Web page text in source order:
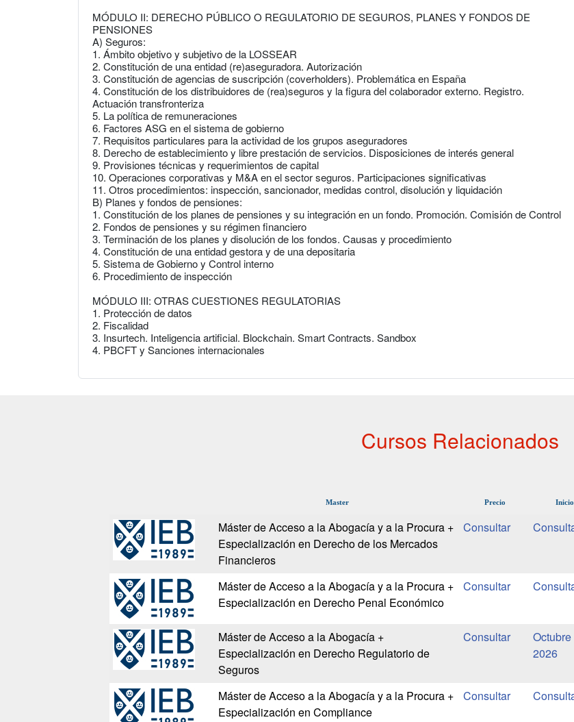
MÓDULO II: DERECHO PÚBLICO O REGULATORIO DE SEGUROS, PLANES Y FONDOS DE
PENSIONES
A) Seguros:
1. Ámbito objetivo y subjetivo de la LOSSEAR
2. Constitución de una entidad (re)aseguradora. Autorización
3. Constitución de agencias de suscripción (coverholders). Problemática en España
4. Constitución de los distribuidores de (rea)seguros y la figura del colaborador externo. Registro.
Actuación transfronteriza
5. La política de remuneraciones
6. Factores ASG en el sistema de gobierno
7. Requisitos particulares para la actividad de los grupos aseguradores
8. Derecho de establecimiento y libre prestación de servicios. Disposiciones de interés general
9. Provisiones técnicas y requerimientos de capital
10. Operaciones corporativas y M&A en el sector seguros. Participaciones significativas
11. Otros procedimientos: inspección, sancionador, medidas control, disolución y liquidación
B) Planes y fondos de pensiones:
1. Constitución de los planes de pensiones y su integración en un fondo. Promoción. Comisión de Control
2. Fondos de pensiones y su régimen financiero
3. Terminación de los planes y disolución de los fondos. Causas y procedimiento
4. Constitución de una entidad gestora y de una depositaria
5. Sistema de Gobierno y Control interno
6. Procedimiento de inspección
MÓDULO III: OTRAS CUESTIONES REGULATORIAS
1. Protección de datos
2. Fiscalidad
3. Insurtech. Inteligencia artificial. Blockchain. Smart Contracts. Sandbox
4. PBCFT y Sanciones internacionales
Cursos Relacionados
Master Precio Inicio
Máster de Acceso a la Abogacía y a la Procura +
Especialización en Derecho de los Mercados
Financieros
Máster de Acceso a la Abogacía y a la Procura +
Especialización en Derecho Penal Económico
Máster de Acceso a la Abogacía +
Especialización en Derecho Regulatorio de
Seguros
Octubre
2026
Máster de Acceso a la Abogacía y a la Procura +
Especialización en Compliance